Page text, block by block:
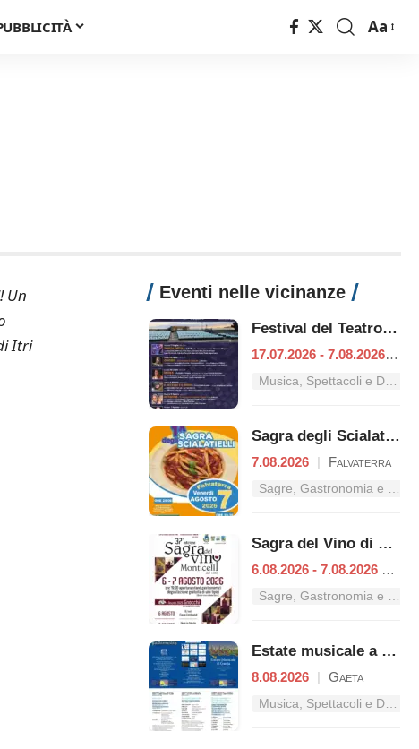
Font
Aa
Un
Itri
Eventi nelle vicinanze
Festival del Teatro classico
17.07.2026 - 7.08.2026
|
Musica, Spettacoli e Danza nel Lazio
Sagra degli Scialatielli
7.08.2026 | Falvaterra
Sagre, Gastronomia e Tradizioni nel Lazio
Sagra del Vino di Monticelli
6.08.2026 - 7.08.2026 |
Sagre, Gastronomia e Tradizioni nel Lazio
Estate musicale a Gaeta
8.08.2026 | Gaeta
Musica, Spettacoli e Danza nel Lazio